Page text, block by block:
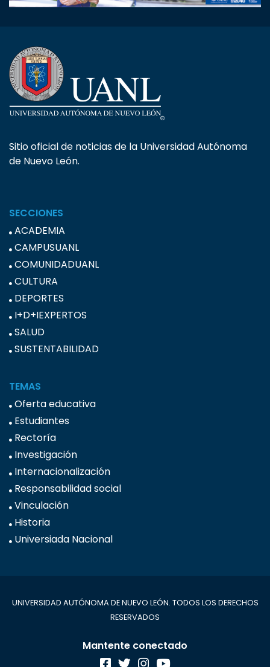
Sitio oficial de noticias de la Universidad Autónoma
de Nuevo León.
SECCIONES
ACADEMIA
CAMPUSUANL
COMUNIDADUANL
CULTURA
DEPORTES
I+D+IEXPERTOS
SALUD
SUSTENTABILIDAD
TEMAS
Oferta educativa
Estudiantes
Rectoría
Investigación
Internacionalización
Responsabilidad social
Vinculación
Historia
Universiada Nacional
UNIVERSIDAD AUTÓNOMA DE NUEVO LEÓN. TODOS LOS DERECHOS
RESERVADOS
Mantente conectado